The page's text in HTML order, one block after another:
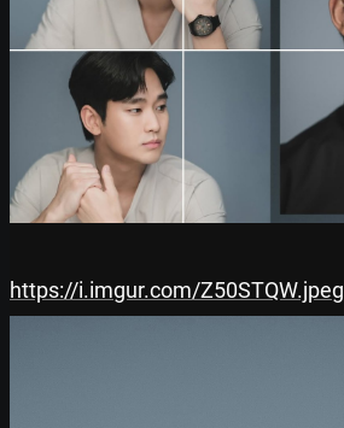
https://i.imgur.com/Z50STQW.jpeg